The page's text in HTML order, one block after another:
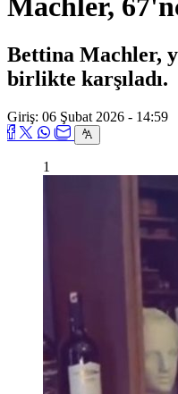
Machler,
Bettina Machler,
birlikte karşıladı.
Giriş: 06 Şubat 2026 - 14:59
1